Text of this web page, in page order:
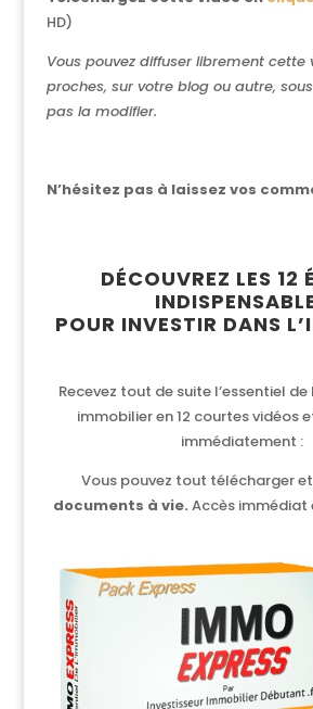
HD)
Vous pouvez diffuser librement cette
proches, sur votre blog ou autre,
pas la modifier.
N’hésitez pas à laissez vos
DÉCOUVREZ LES 12
POUR INVESTIR DANS
Recevez tout de suite l’essentiel de
immobilier en 12 courtes vidéos
immédiatement :
Vous pouvez tout télécharger et
documents à vie.Accès